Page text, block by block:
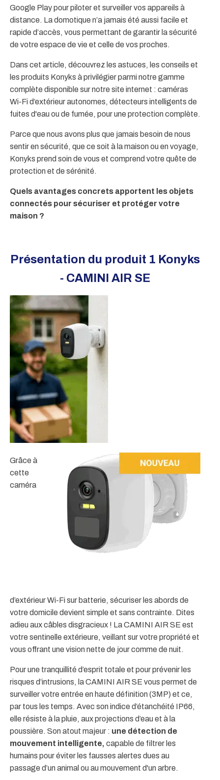
Google Play pour piloter et surveiller vos appareils à
distance. La domotique n’a jamais été aussi facile et
rapide d’accès, vous permettant de garantir la sécurité
de votre espace de vie et celle de vos proches.
Dans cet article, découvrez les astuces, les conseils et
les produits Konyks à privilégier parmi notre gamme
complète disponible sur notre site internet : caméras
Wi-Fi d’extérieur autonomes, détecteurs intelligents de
fuites d'eau ou de fumée, pour une protection complète.
Parce que nous avons plus que jamais besoin de nous
sentir en sécurité, que ce soit à la maison ou en voyage,
Konyks prend soin de vous et comprend votre quête de
protection et de sérénité.
Quels avantages concrets apportent les objets
connectés pour sécuriser et protéger votre
maison ?
Présentation du produit 1 Konyks
- CAMINI AIR SE
Grâce à
cette
caméra
d’extérieur Wi-Fi sur batterie, sécuriser les abords de
votre domicile devient simple et sans contrainte. Dites
adieu aux câbles disgracieux ! La CAMINI AIR SE est
votre sentinelle extérieure, veillant sur votre propriété et
vous offrant une vision nette de jour comme de nuit.
Pour une tranquillité d’esprit totale et pour prévenir les
risques d’intrusions, la CAMINI AIR SE vous permet de
surveiller votre entrée en haute définition (3MP) et ce,
par tous les temps. Avec son indice d’étanchéité IP66,
elle résiste à la pluie, aux projections d’eau et à la
poussière. Son atout majeur : une détection de
mouvement intelligente, capable de filtrer les
humains pour éviter les fausses alertes dues au
passage d’un animal ou au mouvement d'un arbre.